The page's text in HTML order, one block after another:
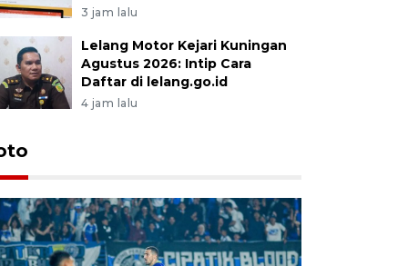
3 jam lalu
Lelang Motor Kejari Kuningan
Agustus 2026: Intip Cara
Daftar di lelang.go.id
4 jam lalu